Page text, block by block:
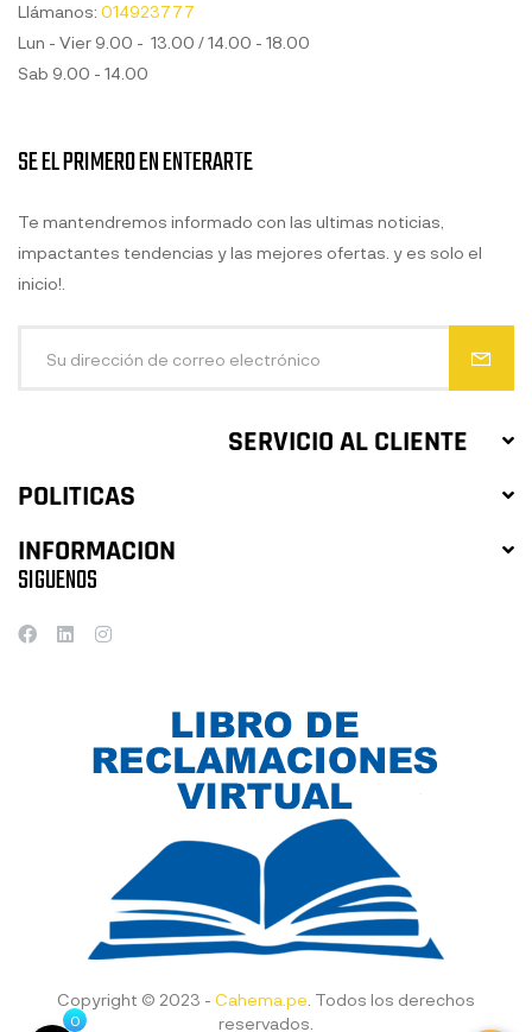
Llámanos: 014923777
Lun - Vier 9.00 - 13.00 / 14.00 - 18.00
Sab 9.00 - 14.00
SERVICIO AL CLIENTE
POLITICAS
INFORMACION
SE EL PRIMERO EN ENTERARTE
Te mantendremos informado con las ultimas noticias,
impactantes tendencias y las mejores ofertas. y es solo el
inicio!.
SIGUENOS
Copyright © 2023 - Cahema.pe . Todos los derechos
reservados.
0